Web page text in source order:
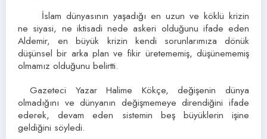
İslam dünyasının yaşadığı en uzun ve köklü krizin
ne siyasi, ne iktisadi nede askeri olduğunu ifade eden
Aldemir, en büyük krizin kendi sorunlarımıza dönük
düşünsel bir arka plan ve fikir üretememiş, düşünememiş
olmamız olduğunu belirtti.
Gazeteci Yazar Halime Kökçe, değişenin dünya
olmadığını ve dünyanın değişmemeye direndiğini ifade
ederek, devam eden sistemin beş büyüklerin işine
geldiğini söyledi.